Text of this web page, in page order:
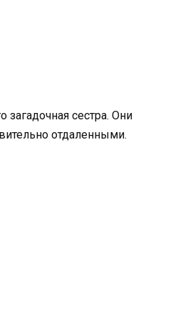
загадочная сестра. Они
отдаленными.